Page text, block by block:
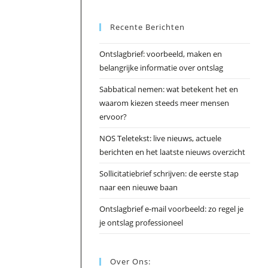
Recente Berichten
Ontslagbrief: voorbeeld, maken en
belangrijke informatie over ontslag
Sabbatical nemen: wat betekent het en
waarom kiezen steeds meer mensen
ervoor?
NOS Teletekst: live nieuws, actuele
berichten en het laatste nieuws overzicht
Sollicitatiebrief schrijven: de eerste stap
naar een nieuwe baan
Ontslagbrief e-mail voorbeeld: zo regel je
je ontslag professioneel
Over Ons: